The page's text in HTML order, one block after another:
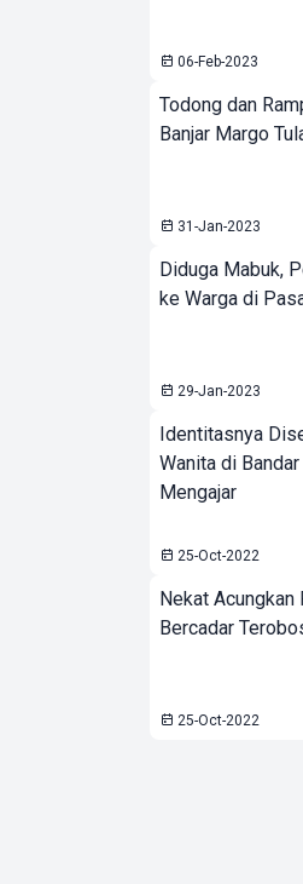
06-Feb-2023
Todong dan
Banjar Margo
31-Jan-2023
Diduga Mabuk,
ke Warga di
29-Jan-2023
Identitasnya
Wanita di
Mengajar
25-Oct-2022
Nekat
Bercadar
25-Oct-2022